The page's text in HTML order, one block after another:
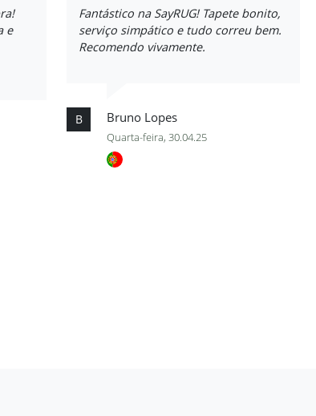
e
Fantástico na SayRUG! Tapete bonito,
serviço simpático e tudo correu bem.
Recomendo vivamente.
B Bruno Lopes
Quarta-feira, 30.04.25